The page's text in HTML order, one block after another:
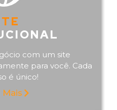
com um site
para você. Cada
é único!
Mais